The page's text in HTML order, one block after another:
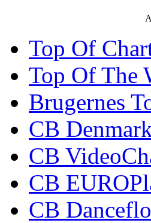
Top Of
Top Of The
Brugernes
CB
CB
CB
CB